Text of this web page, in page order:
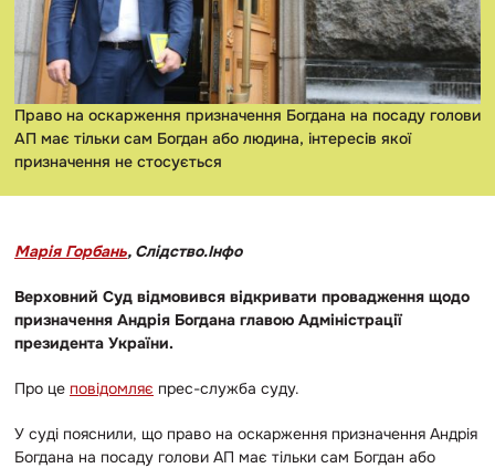
Право на оскарження призначення Богдана на посаду голови
АП має тільки сам Богдан або людина, інтересів якої
призначення не стосується
Марія Горбань, Слідство.Інфо
Верховний Суд відмовився відкривати провадження щодо
призначення Андрія Богдана главою Адміністрації
президента України.
Про це повідомляє прес-служба суду.
У суді пояснили, що право на оскарження призначення Андрія
Богдана на посаду голови АП має тільки сам Богдан або